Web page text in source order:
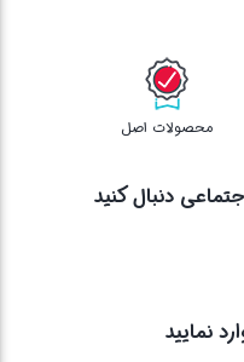
محصولات اصل
دنبال کنید
نمایید